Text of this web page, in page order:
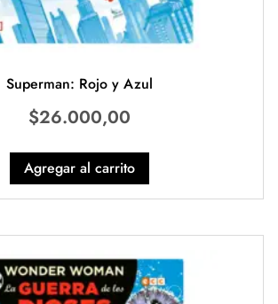
Superman: Rojo y Azul
$26.000,00
Agregar al carrito